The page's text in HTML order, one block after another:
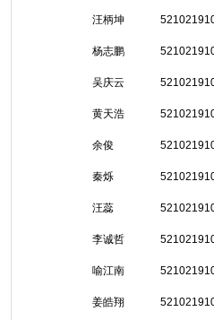
汪柄坤
杨志鹏
吴庆云
黄天浩
余俊
秦烁
汪蕊
李诚哲
喻江南
姜皓翔